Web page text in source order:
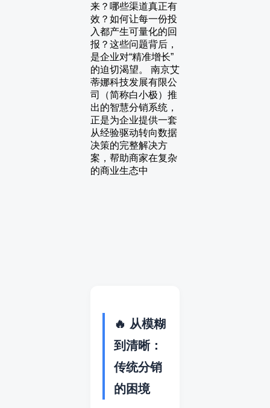
来？哪些渠道真正有
效？如何让每一份投
入都产生可量化的回
报？这些问题背后，
是企业对“精准增长”
的迫切渴望。 南京艾
蒂娜科技发展有限公
司（简称白小极）推
出的智慧分销系统，
正是为企业提供一套
从经验驱动转向数据
决策的完整解决方
案，帮助商家在复杂
的商业生态中
🔥 从模糊
到清晰：
传统分销
的困境